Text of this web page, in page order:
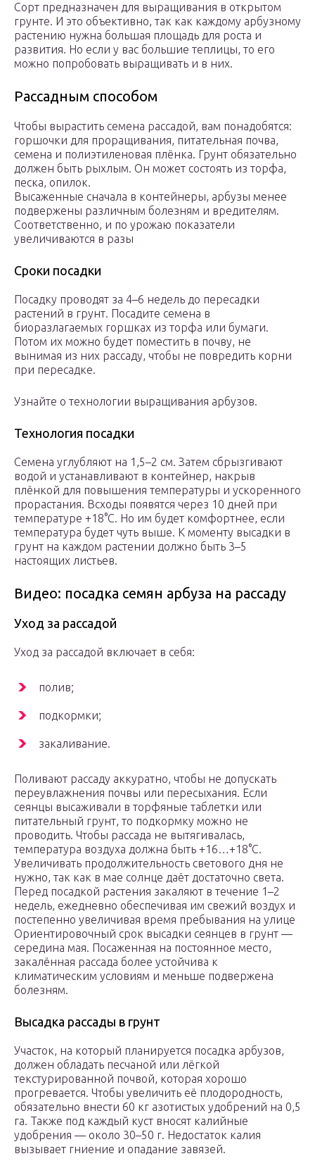
Сорт предназначен для выращивания в открытом
грунте. И это объективно, так как каждому арбузному
растению нужна большая площадь для роста и
развития. Но если у вас большие теплицы, то его
можно попробовать выращивать и в них.
Рассадным способом
Чтобы вырастить семена рассадой, вам понадобятся:
горшочки для проращивания, питательная почва,
семена и полиэтиленовая плёнка. Грунт обязательно
должен быть рыхлым. Он может состоять из торфа,
песка, опилок.
Высаженные сначала в контейнеры, арбузы менее
подвержены различным болезням и вредителям.
Соответственно, и по урожаю показатели
увеличиваются в разы
Сроки посадки
Посадку проводят за 4–6 недель до пересадки
растений в грунт. Посадите семена в
биоразлагаемых горшках из торфа или бумаги.
Потом их можно будет поместить в почву, не
вынимая из них рассаду, чтобы не повредить корни
при пересадке.
Узнайте о технологии выращивания арбузов.
Технология посадки
Семена углубляют на 1,5–2 см. Затем сбрызгивают
водой и устанавливают в контейнер, накрыв
плёнкой для повышения температуры и ускоренного
прорастания. Всходы появятся через 10 дней при
температуре +18°С. Но им будет комфортнее, если
температура будет чуть выше. К моменту высадки в
грунт на каждом растении должно быть 3–5
настоящих листьев.
Видео: посадка семян арбуза на рассаду
Уход за рассадой
Уход за рассадой включает в себя:
полив;
подкормки;
закаливание.
Поливают рассаду аккуратно, чтобы не допускать
переувлажнения почвы или пересыхания. Если
сеянцы высаживали в торфяные таблетки или
питательный грунт, то подкормку можно не
проводить. Чтобы рассада не вытягивалась,
температура воздуха должна быть +16…+18°С.
Увеличивать продолжительность светового дня не
нужно, так как в мае солнце даёт достаточно света.
Перед посадкой растения закаляют в течение 1–2
недель, ежедневно обеспечивая им свежий воздух и
постепенно увеличивая время пребывания на улице
Ориентировочный срок высадки сеянцев в грунт —
середина мая. Посаженная на постоянное место,
закалённая рассада более устойчива к
климатическим условиям и меньше подвержена
болезням.
Высадка рассады в грунт
Участок, на который планируется посадка арбузов,
должен обладать песчаной или лёгкой
текстурированной почвой, которая хорошо
прогревается. Чтобы увеличить её плодородность,
обязательно внести 60 кг азотистых удобрений на 0,5
га. Также под каждый куст вносят калийные
удобрения — около 30–50 г. Недостаток калия
вызывает гниение и опадание завязей.